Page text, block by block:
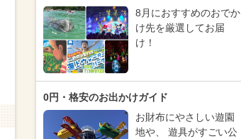
8月におすすめのおでか
け先を厳選してお届
け！
0円・格安のお出かけガイド
お財布にやさしい遊園
地や、 遊具がすごい公